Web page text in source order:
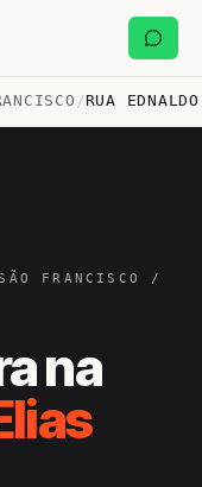
/RUA
FRANCISCO /
na